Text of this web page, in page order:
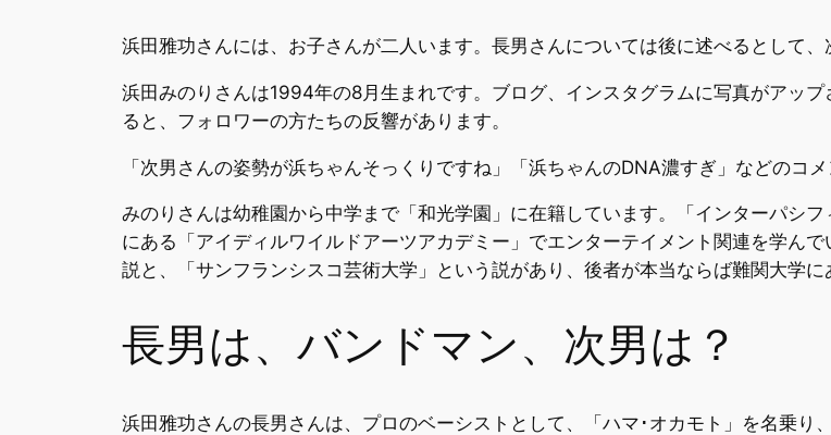
浜田雅功さんには、お子さんが二人います。長男さんについては後に述べるとして、
浜田みのりさんは1994年の8月生まれです。ブログ、インスタグラムに写真がアッ
ると、フォロワーの方たちの反響があります。
「次男さんの姿勢が浜ちゃんそっくりですね」「浜ちゃんのDNA濃すぎ」などのコメ
みのりさんは幼稚園から中学まで「和光学園」に在籍しています。「インターパシ
にある「アイディルワイルドアーツアカデミー」でエンターテイメント関連を学ん
説と、「サンフランシスコ芸術大学」という説があり、後者が本当ならば難関大学に
長男は、バンドマン、次男は？
浜田雅功さんの長男さんは、プロのベーシストとして、「ハマ･オカモト」を名乗り